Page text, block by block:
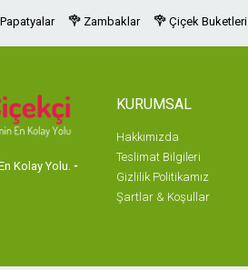
Papatyalar Zambaklar Çiçek Buketleri
Kolay Yolu. -
KURUMSAL
Hakkımızda
Teslimat Bilgileri
Gizlilik Politikamız
Şartlar & Koşullar